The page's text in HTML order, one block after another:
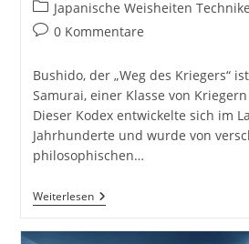
Beitrags-
Kategorie:
Japanische Weisheiten
Beitrags-
0 Kommentare
Bushido, der „Weg des Kriegers“
Samurai, einer Klasse von
Dieser Kodex entwickelte sich im
Jahrhunderte und wurde von
philosophischen…
WeiterlesenBushido,
Der